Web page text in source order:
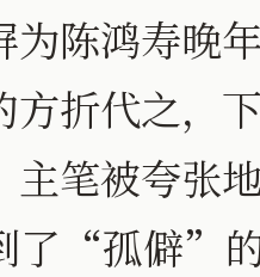
为陈鸿寿晚
方折代之
主笔被夸张
了“孤僻”